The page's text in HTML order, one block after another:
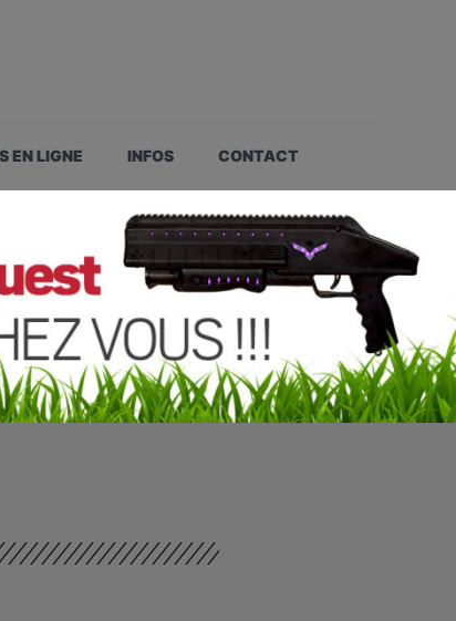
EN LIGNE INFOS CONTACT